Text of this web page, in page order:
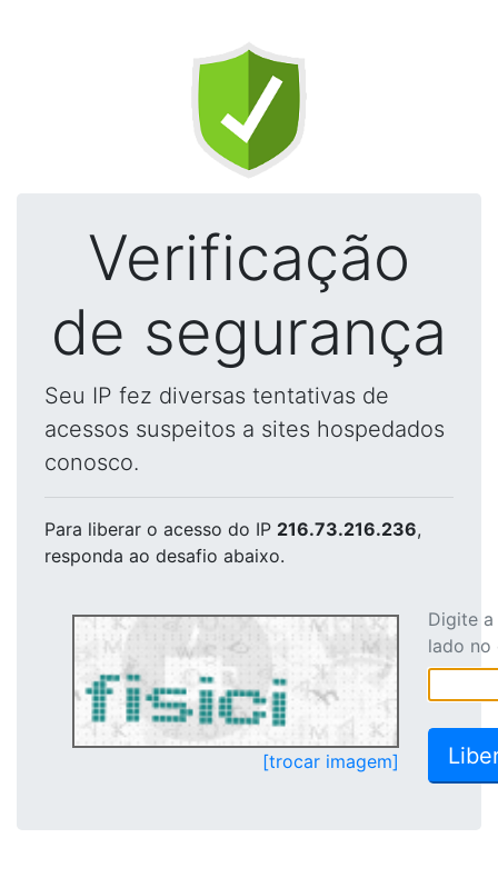
Verificação
de segurança
Seu IP fez diversas tentativas de
acessos suspeitos a sites hospedados
conosco.
Para liberar o acesso do IP 216.73.216.236,
responda ao desafio abaixo.
[trocar imagem]
Digite
lado no